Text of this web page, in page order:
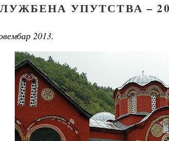
УПУТСТВА –
2013.